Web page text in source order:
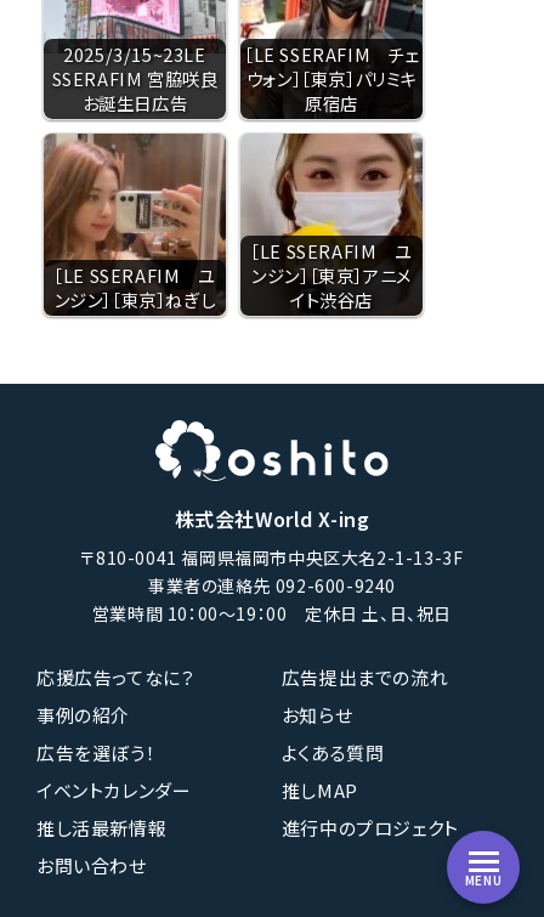
2025/3/15~23LE
SSERAFIM 宮脇咲良
お誕生日広告
［LE SSERAFIM チェ
ウォン］［東京］パリミキ
原宿店
［LE SSERAFIM ユ
ンジン］［東京］ねぎし
［LE SSERAFIM ユ
ンジン］［東京］アニメ
イト渋谷店
株式会社World X-ing
〒810-0041 福岡県福岡市中央区大名2-1-13-3F
事業者の連絡先 092-600-9240
営業時間 10：00〜19：00 定休日 土、日、祝日
MENU
応援広告ってなに？
広告提出までの流れ
事例の紹介
お知らせ
広告を選ぼう！
よくある質問
イベントカレンダー
推しMAP
推し活最新情報
進行中のプロジェクト
お問い合わせ